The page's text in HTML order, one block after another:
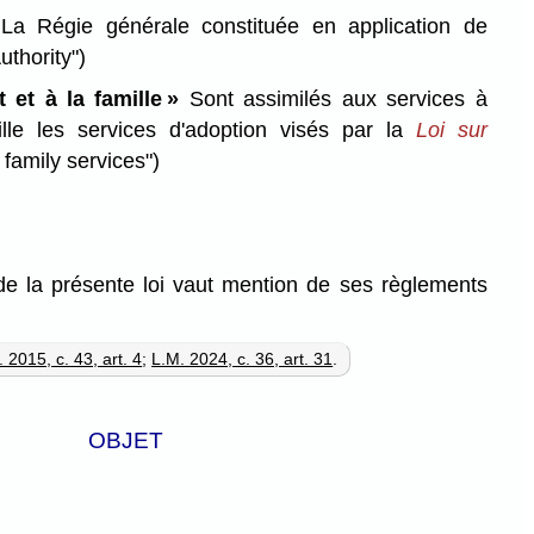
Régie générale constituée en application de
et à la famille » Sont assimilés aux services à
les services d'adoption visés par la Loi sur
services")
la présente loi vaut mention de ses règlements
2015, c. 43, art. 4; L.M. 2024, c. 36, art. 31.
OBJET